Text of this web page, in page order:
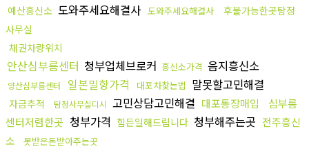
예산흥신소 도와주세요해결사 도와주세요해결사
후불가능한곳탐정
사무실
채권차량위치
안산심부름센터 청부업체브로커 흥신소가격 음지흥신소
양산심부름센터 일본밀항가격 대포차찾는법 말못할고민해결
자금추적 탐정사무실디시 고민상담고민해결 대포통장매입
심부름
센터저렴한곳 청부가격 힘든일해드립니다 청부해주는곳 전주흥신
소
못받은돈받아주는곳